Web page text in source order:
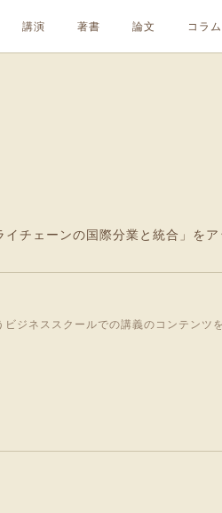
講演 著書 論文 コラ
イチェーンの国際分業と統合」を
ジネススクールでの講義のコンテン